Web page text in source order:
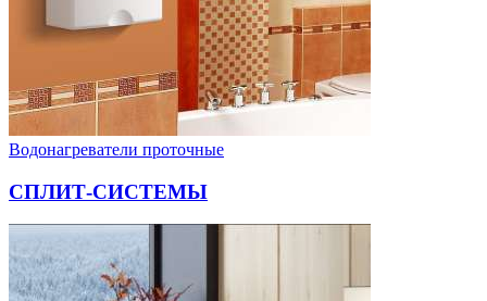
Водонагреватели проточные
СПЛИТ-СИСТЕМЫ